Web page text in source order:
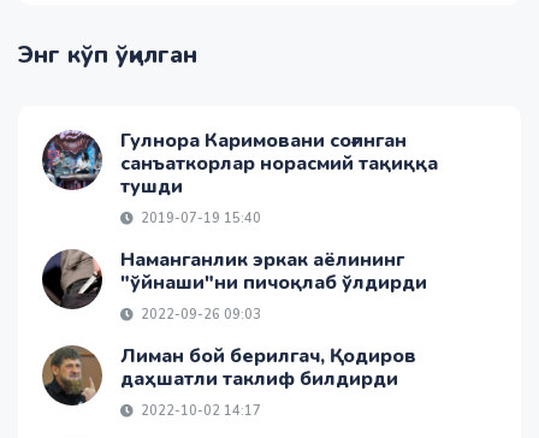
Энг кўп ўқилган
Гулнора Каримовани соғинган
санъаткорлар норасмий тақиққа
тушди
2019-07-19 15:40
Наманганлик эркак аёлининг
"ўйнаши"ни пичоқлаб ўлдирди
2022-09-26 09:03
Лиман бой берилгач, Қодиров
даҳшатли таклиф билдирди
2022-10-02 14:17